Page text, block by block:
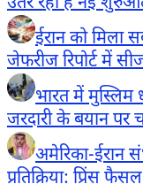
ईरान को मिला
जेफरीज रिपोर्ट में
भारत में मुस्लिम
जरदारी के बयान पर
अमेरिका-ईरान
प्रतिक्रिया: प्रिंस